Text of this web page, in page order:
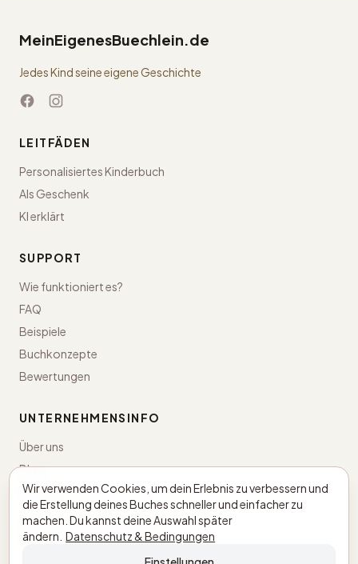
MeinEigenesBuechlein.de
Jedes Kind seine eigene Geschichte
LEITFÄDEN
Personalisiertes Kinderbuch
Als Geschenk
KI erklärt
SUPPORT
Wie funktioniert es?
FAQ
Beispiele
Buchkonzepte
Bewertungen
UNTERNEHMENSINFO
Über uns
Blog
Kontakt
Niederlande · KvK 98043498
BTW NL005305897B03
Wir verwenden Cookies, um dein Erlebnis zu verbessern und
die Erstellung deines Buches schneller und einfacher zu
machen. Du kannst deine Auswahl später
ändern. Datenschutz & Bedingungen